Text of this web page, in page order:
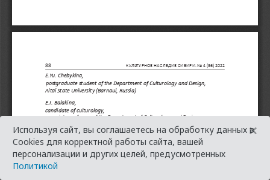
Используя сайт, вы соглашаетесь на обработку данных в
Cookies для корректной работы сайта, вашей
персонализации и других целей, предусмотренных
Политикой
×